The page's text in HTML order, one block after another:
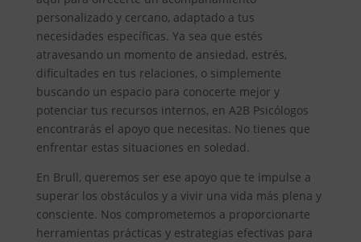
personalizado y cercano, adaptado a tus
necesidades específicas. Ya sea que estés
atravesando un momento de ansiedad, estrés,
dificultades en tus relaciones, o simplemente
buscando un espacio para conocerte mejor y
potenciar tus recursos internos, en A2B Psicólogos
encontrarás el apoyo que necesitas. No tienes que
enfrentar estas situaciones en soledad.
En Brull, queremos ser ese apoyo que te impulse a
superar los obstáculos y a vivir una vida más plena y
consciente. Nos comprometemos a proporcionarte
herramientas prácticas y estrategias efectivas para